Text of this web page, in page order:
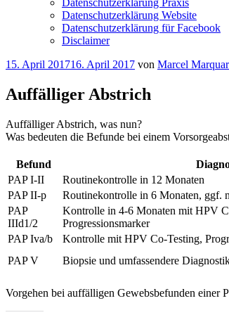
Datenschutzerklärung Praxis
Datenschutzerklärung Website
Datenschutzerklärung für Facebook
Disclaimer
Veröffentlicht
15. April 201716. April 2017 von Marcel
Auffälliger Abstrich
Auffälliger Abstrich, was nun?
Was bedeuten die Befunde bei einem
Befund
PAP I-II
Routinekontrolle in 12 Monaten
PAP II-p
Routinekontrolle in 6 Monaten, ggf.
PAP
IIId1/2
Kontrolle in 4-6 Monaten mit HPV
Progressionsmarker
PAP Iva/b
Kontrolle mit HPV Co-Testing,
PAP V
Biopsie und umfassendere
Vorgehen bei auffälligen Gewebsbefunden einer